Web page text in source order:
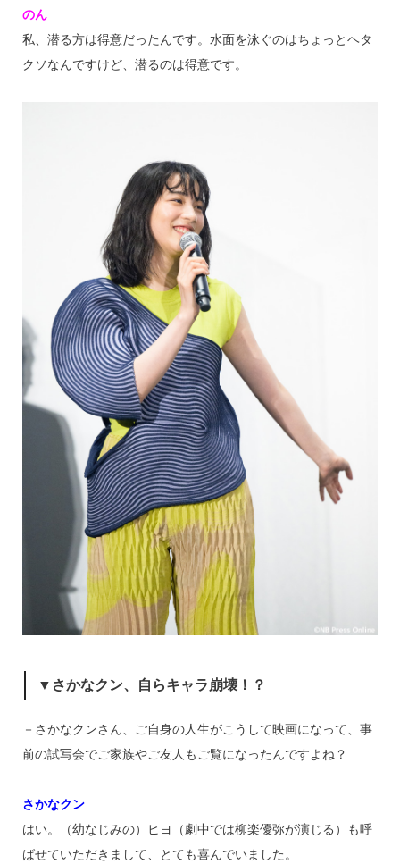
のん
私、潜る方は得意だったんです。水面を泳ぐのはちょっとヘタ
クソなんですけど、潜るのは得意です。
▼さかなクン、自らキャラ崩壊！？
－さかなクンさん、ご自身の人生がこうして映画になって、事
前の試写会でご家族やご友人もご覧になったんですよね？
さかなクン
はい。（幼なじみの）ヒヨ（劇中では柳楽優弥が演じる）も呼
ばせていただきまして、とても喜んでいました。